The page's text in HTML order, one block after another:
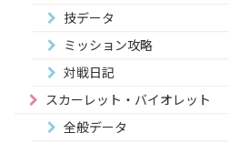
技データ
ミッション攻略
対戦日記
スカーレット・バイオレット
全般データ